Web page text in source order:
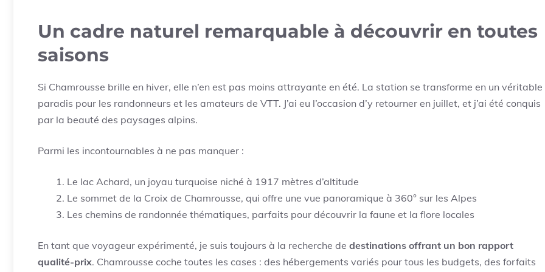
Un cadre naturel remarquable à découvrir en toutes
saisons
Si Chamrousse brille en hiver, elle n’en est pas moins attrayante en été. La station se transforme en un véritable
paradis pour les randonneurs et les amateurs de VTT. J’ai eu l’occasion d’y retourner en juillet, et j’ai été conquis
par la beauté des paysages alpins.
Parmi les incontournables à ne pas manquer :
Le lac Achard, un joyau turquoise niché à 1917 mètres d’altitude
Le sommet de la Croix de Chamrousse, qui offre une vue panoramique à 360° sur les Alpes
Les chemins de randonnée thématiques, parfaits pour découvrir la faune et la flore locales
En tant que voyageur expérimenté, je suis toujours à la recherche de destinations offrant un bon rapport
qualité-prix. Chamrousse coche toutes les cases : des hébergements variés pour tous les budgets, des forfaits